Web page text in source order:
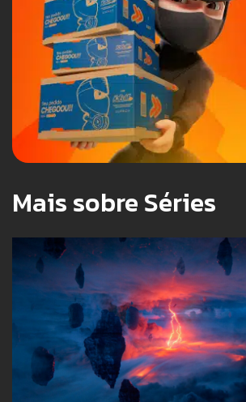
Mais sobre Séries